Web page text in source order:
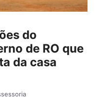
do
de RO que
da casa